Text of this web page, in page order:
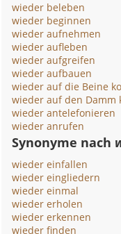
wieder beleben
wieder beginnen
wieder aufnehmen
wieder aufleben
wieder aufgreifen
wieder aufbauen
wieder auf die Beine
wieder auf den Damm
wieder antelefonieren
wieder anrufen
Synonyme nach
wieder einfallen
wieder eingliedern
wieder einmal
wieder erholen
wieder erkennen
wieder finden